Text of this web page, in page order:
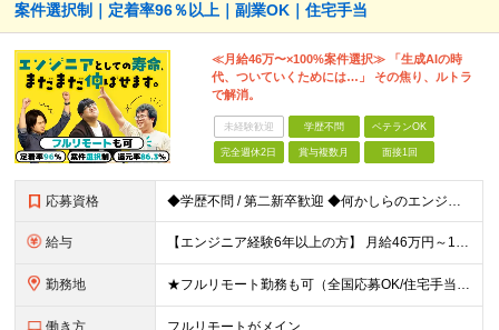
案件選択制｜定着率96％以上｜副業OK｜住宅手当
≪月給46万〜×100%案件選択≫ 「生成AIの時
代、ついていくためには…」 その焦り、ルトラ
で解消。
未経験歓迎 学歴不問 ベテランOK
完全週休2日 賞与複数月 面接1回
応募資格 ◆学歴不問 / 第二新卒歓迎 ◆何かしらのエンジニア経験をお持ちの方 （言語・期間・フェーズ不問） 経験浅めの方も遠慮なくご応募ください！ ■入社前Q＆A ────── ◎実力に見合った報酬が手に
給与 【エンジニア経験6年以上の方】 月給46万円～100万円（固定残業代含む） ※上記月給には月30時間分の固定残業代（月8万7,400円～月19万円）を含む。超過分は全額支給。 【エンジニア経験4年以
勤務地 ★フルリモート勤務も可（全国応募OK/住宅手当を支給します） ※案件によって常駐が必要になる場合があります。 ※希望がない限り、転勤はありません ※U・Iターン歓迎 ★ルトラの社員は全国各地で活躍中
働き方 フルリモートがメイン